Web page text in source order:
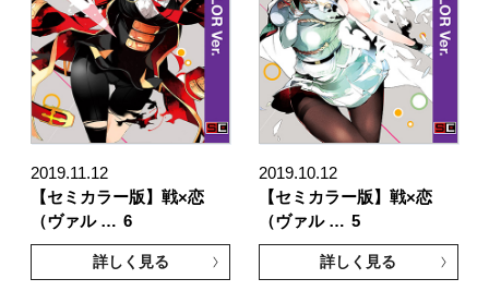
2019.11.12
【セミカラー版】戦×恋
（ヴァル … 6
詳しく見る
2019.10.12
【セミカラー版】戦×恋
（ヴァル … 5
詳しく見る